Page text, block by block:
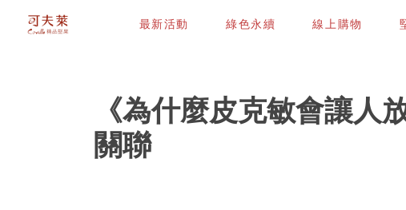
最新活動 綠色永續 線上購物
《為什麼皮克敏會讓人
關聯